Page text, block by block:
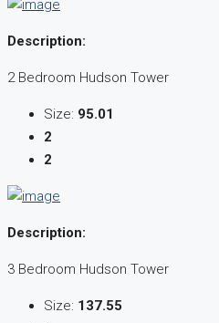
Description:
2 Bedroom Hudson Tower
Size: 95.01
2
2
Description:
3 Bedroom Hudson Tower
Size: 137.55